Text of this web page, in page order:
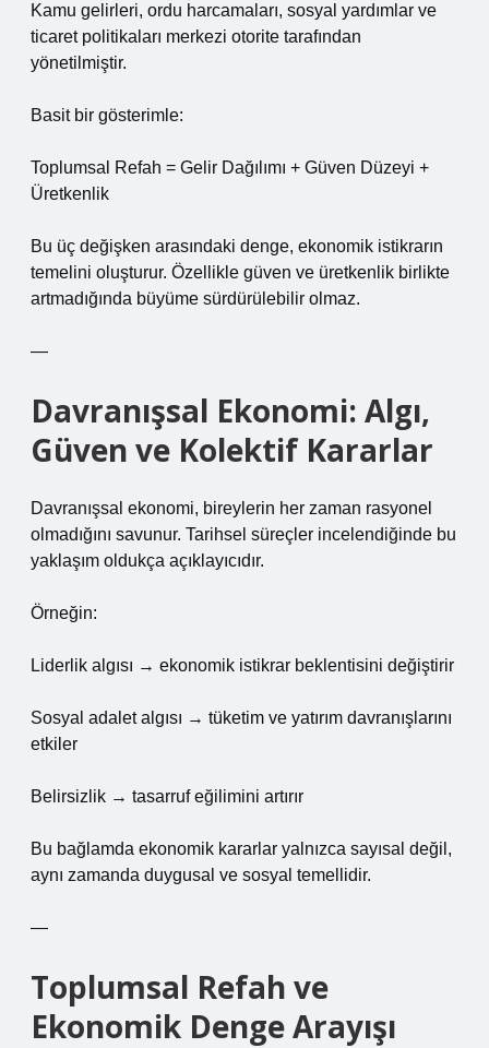
Kamu gelirleri, ordu harcamaları, sosyal yardımlar ve
ticaret politikaları merkezi otorite tarafından
yönetilmiştir.
Basit bir gösterimle:
Toplumsal Refah = Gelir Dağılımı + Güven Düzeyi +
Üretkenlik
Bu üç değişken arasındaki denge, ekonomik istikrarın
temelini oluşturur. Özellikle güven ve üretkenlik birlikte
artmadığında büyüme sürdürülebilir olmaz.
—
Davranışsal Ekonomi: Algı,
Güven ve Kolektif Kararlar
Davranışsal ekonomi, bireylerin her zaman rasyonel
olmadığını savunur. Tarihsel süreçler incelendiğinde bu
yaklaşım oldukça açıklayıcıdır.
Örneğin:
Liderlik algısı → ekonomik istikrar beklentisini değiştirir
Sosyal adalet algısı → tüketim ve yatırım davranışlarını
etkiler
Belirsizlik → tasarruf eğilimini artırır
Bu bağlamda ekonomik kararlar yalnızca sayısal değil,
aynı zamanda duygusal ve sosyal temellidir.
—
Toplumsal Refah ve
Ekonomik Denge Arayışı